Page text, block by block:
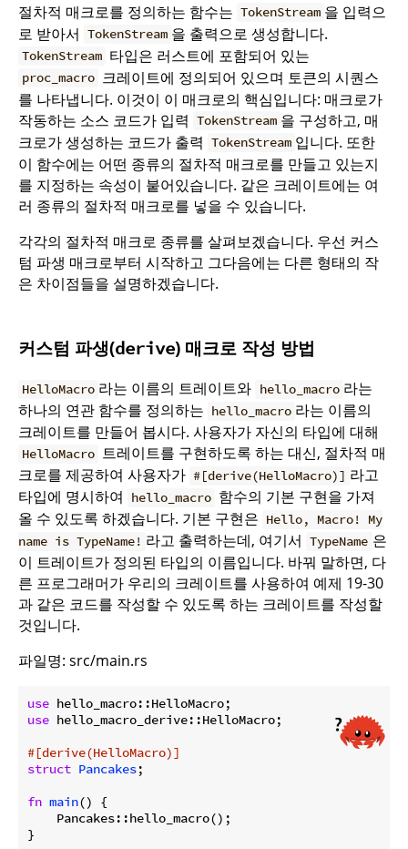
절차적 매크로를 정의하는 함수는 TokenStream 을 입력으
로 받아서 TokenStream 을 출력으로 생성합니다.
TokenStream 타입은 러스트에 포함되어 있는
proc_macro 크레이트에 정의되어 있으며 토큰의 시퀀스
를 나타냅니다. 이것이 이 매크로의 핵심입니다: 매크로가
작동하는 소스 코드가 입력 TokenStream 을 구성하고, 매
크로가 생성하는 코드가 출력 TokenStream 입니다. 또한
이 함수에는 어떤 종류의 절차적 매크로를 만들고 있는지
를 지정하는 속성이 붙어있습니다. 같은 크레이트에는 여
러 종류의 절차적 매크로를 넣을 수 있습니다.
각각의 절차적 매크로 종류를 살펴보겠습니다. 우선 커스
텀 파생 매크로부터 시작하고 그다음에는 다른 형태의 작
은 차이점들을 설명하겠습니다.
커스텀 파생(derive) 매크로 작성 방법
HelloMacro 라는 이름의 트레이트와 hello_macro 라는
하나의 연관 함수를 정의하는 hello_macro 라는 이름의
크레이트를 만들어 봅시다. 사용자가 자신의 타입에 대해
HelloMacro 트레이트를 구현하도록 하는 대신, 절차적 매
크로를 제공하여 사용자가 #[derive(HelloMacro)] 라고
타입에 명시하여
hello_macro 함수의 기본 구현을 가져
올 수 있도록 하겠습니다. 기본 구현은 Hello, Macro! My
name is TypeName! 라고 출력하는데, 여기서 TypeName 은
이 트레이트가 정의된 타입의 이름입니다. 바꿔 말하면, 다
른 프로그래머가 우리의 크레이트를 사용하여 예제 19-30
과 같은 코드를 작성할 수 있도록 하는 크레이트를 작성할
것입니다.
파일명: src/main.rs
use
use hello_macro_derive::HelloMacro;
#[derive(HelloMacro)]
struct Pancakes;
fn main() {
    Pancakes::hello_macro();
}